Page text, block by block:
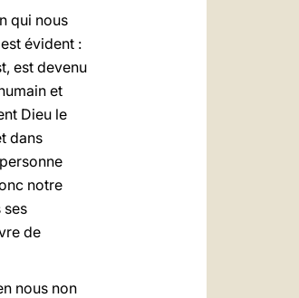
qui nous
évident :
est devenu
et
Dieu le
dans
notre
ses
de
nous non